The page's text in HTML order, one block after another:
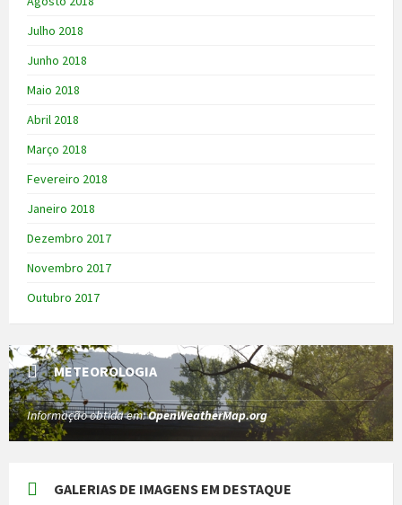
Julho 2018
Junho 2018
Maio 2018
Abril 2018
Março 2018
Fevereiro 2018
Janeiro 2018
Dezembro 2017
Novembro 2017
Outubro 2017
METEOROLOGIA
Informação obtida em:OpenWeatherMap.org
GALERIAS DE IMAGENS EM DESTAQUE